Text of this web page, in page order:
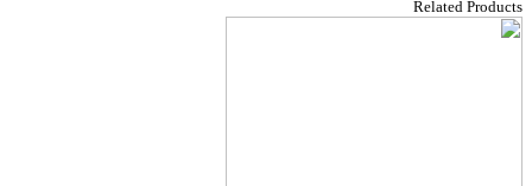
Related Products